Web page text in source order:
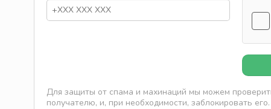
Для защиты от спама и махинаций мы можем
получателю, и, при необходимости, заблокировать его.